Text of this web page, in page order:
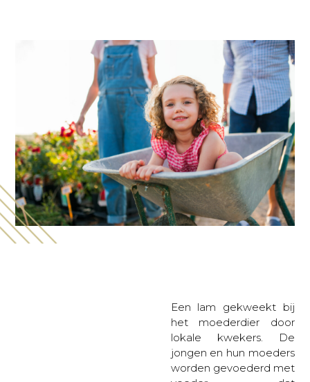
Een lam gekweekt bij
het moederdier door
lokale kwekers. De
jongen en hun moeders
worden gevoederd met